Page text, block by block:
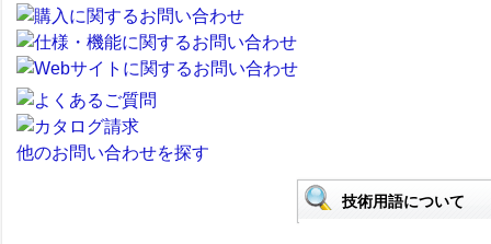
他のお問い合わせを探す
技術用語について